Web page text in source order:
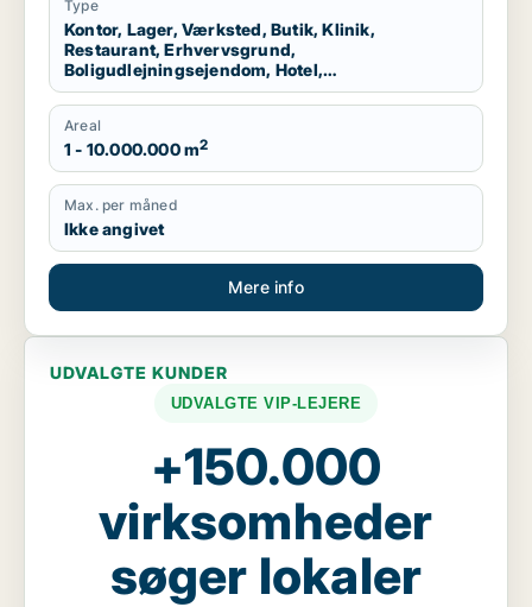
Type
Kontor, Lager, Værksted, Butik, Klinik,
Restaurant, Erhvervsgrund,
Boligudlejningsejendom, Hotel,
Produktionslokaler
Areal
1 - 10.000.000 m2
Max. per måned
Ikke angivet
Mere info
UDVALGTE KUNDER
UDVALGTE VIP-LEJERE
+150.000
virksomheder
søger lokaler